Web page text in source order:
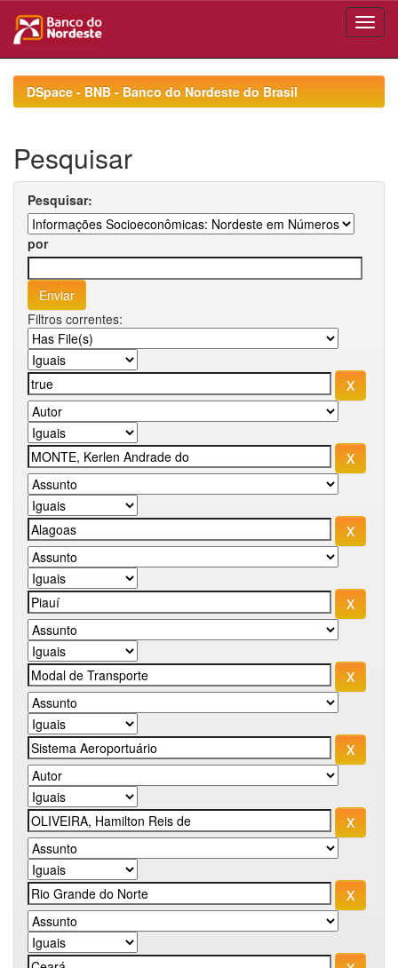
navigationDSpace - BNB - Banco do Nordeste do Brasil
Pesquisar
Pesquisar:
por
Filtros correntes: